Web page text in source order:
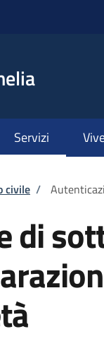
Servizi
civile /
di